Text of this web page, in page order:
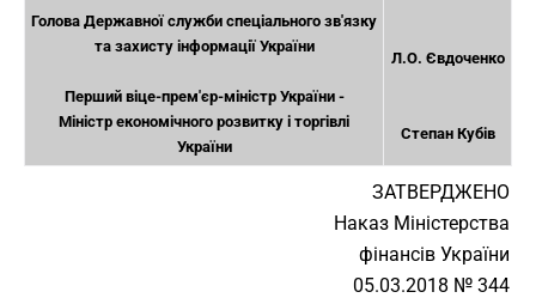
Голова Державної служби спеціального зв'язку
та захисту інформації України
Перший віце-прем'єр-міністр України -
Міністр економічного розвитку і торгівлі
України
Л.О. Євдоченко
Степан Кубів
ЗАТВЕРДЖЕНО
Наказ Міністерства
фінансів України
05.03.2018 № 344